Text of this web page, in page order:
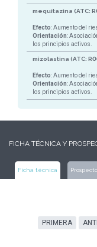
mequitazina (ATC:
Efecto: Aumento del
Orientación:
los principios activos.
mizolastina (ATC:
Efecto: Aumento del
Orientación:
los principios activos.
FICHA TÉCNICA Y
Ficha técnica Prospecto
PRIMERA